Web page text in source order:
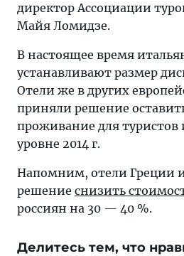
директор Ассоциации
Майя Лoмидзе.
В настоящее время
устанавливают размер
Отели же в других
приняли решение
проживание для туристов
уровне 2014 г.
Напомним, отели Греции
решение снизить
россиян на 30 — 40 %.
Делитесь тем, что